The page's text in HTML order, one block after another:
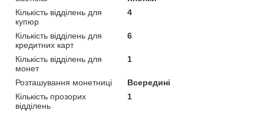
Кількість відділень для
купюр
4
Кількість відділень для
кредитних карт
6
Кількість відділень для
монет
1
Розташування монетниці
Всередині
Кількість прозорих
відділень
1